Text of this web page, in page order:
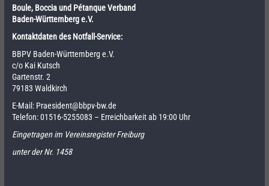
Boule, Boccia und Pétanque Verband
Baden-Württemberg e.V.
Kontaktdaten des Notfall-Service:
BBPV Baden-Württemberg e.V.
c/o Kai Kutsch
Gartenstr. 2
79183 Waldkirch
E-Mail: Praesident@bbpv-bw.de
Telefon:01516-5255083 – Erreichbarkeit ab 19:00 Uhr
Eingetragen im Vereinsregister Freiburg
unter der Nr. 1458